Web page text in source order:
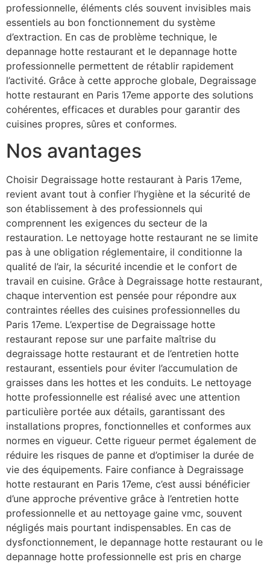
professionnelle, éléments clés souvent invisibles mais
essentiels au bon fonctionnement du système
d’extraction. En cas de problème technique, le
depannage hotte restaurant et le depannage hotte
professionnelle permettent de rétablir rapidement
l’activité. Grâce à cette approche globale, Degraissage
hotte restaurant en Paris 17eme apporte des solutions
cohérentes, efficaces et durables pour garantir des
cuisines propres, sûres et conformes.
Nos avantages
Choisir Degraissage hotte restaurant à Paris 17eme,
revient avant tout à confier l’hygiène et la sécurité de
son établissement à des professionnels qui
comprennent les exigences du secteur de la
restauration. Le nettoyage hotte restaurant ne se limite
pas à une obligation réglementaire, il conditionne la
qualité de l’air, la sécurité incendie et le confort de
travail en cuisine. Grâce à Degraissage hotte restaurant,
chaque intervention est pensée pour répondre aux
contraintes réelles des cuisines professionnelles du
Paris 17eme. L’expertise de Degraissage hotte
restaurant repose sur une parfaite maîtrise du
degraissage hotte restaurant et de l’entretien hotte
restaurant, essentiels pour éviter l’accumulation de
graisses dans les hottes et les conduits. Le nettoyage
hotte professionnelle est réalisé avec une attention
particulière portée aux détails, garantissant des
installations propres, fonctionnelles et conformes aux
normes en vigueur. Cette rigueur permet également de
réduire les risques de panne et d’optimiser la durée de
vie des équipements. Faire confiance à Degraissage
hotte restaurant en Paris 17eme, c’est aussi bénéficier
d’une approche préventive grâce à l’entretien hotte
professionnelle et au nettoyage gaine vmc, souvent
négligés mais pourtant indispensables. En cas de
dysfonctionnement, le depannage hotte restaurant ou le
depannage hotte professionnelle est pris en charge